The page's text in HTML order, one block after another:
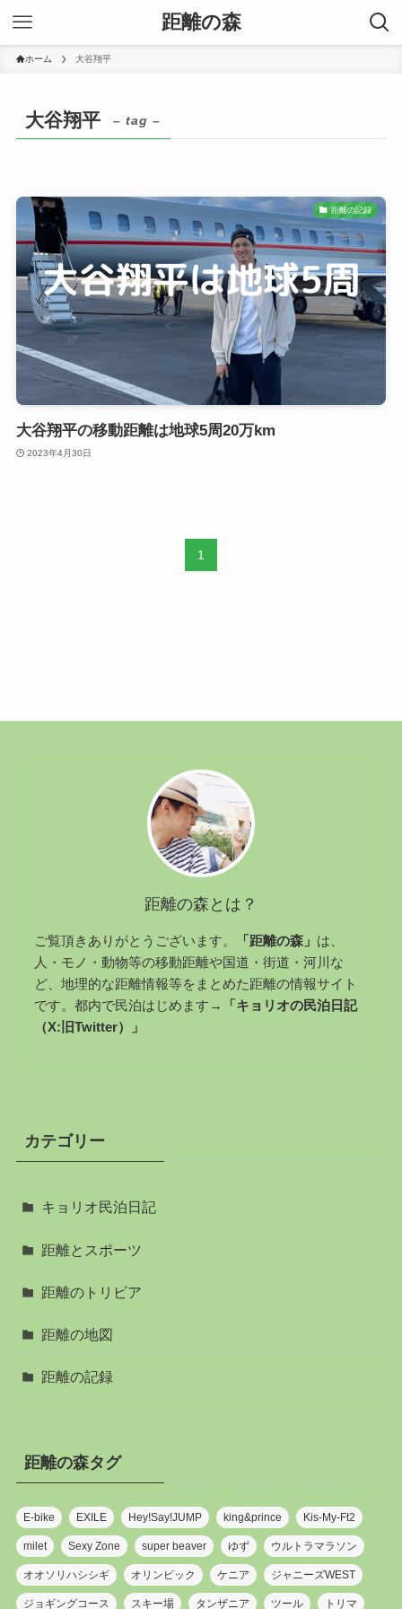
距離の森
ホーム 大谷翔平
大谷翔平 – tag –
距離の記録
大谷翔平の移動距離は地球5周20万km
2023年4月30日
1
距離の森とは？
ご覧頂きありがとうございます。 「距離の森」 は、
人・モノ・動物等の移動距離や国道・街道・河川な
ど、地理的な距離情報等をまとめた距離の情報サイト
です。都内で民泊はじめます→
「キョリオの民泊日記
（X:旧Twitter）」
カテゴリー
キョリオ民泊日記
距離とスポーツ
距離のトリビア
距離の地図
距離の記録
距離の森タグ
E-bike EXILE Hey!Say!JUMP king&prince Kis-My-Ft2
milet Sexy Zone super beaver ゆず ウルトラマラソン
オオソリハシシギ オリンピック ケニア ジャニーズWEST
ジョギングコース スキー場 タンザニア ツール トリマ